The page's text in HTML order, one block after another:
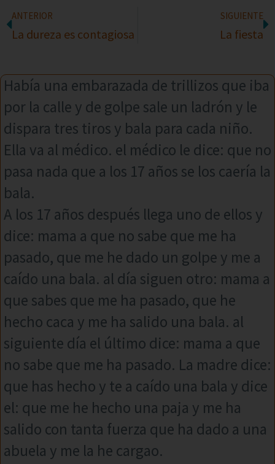
ANTERIOR
La dureza es contagiosa
SIGUIENTE
La fiesta
Había una embarazada de trillizos que iba
por la calle y de golpe sale un ladrón y le
dispara tres tiros y bala para cada niño.
Ella va al médico. el médico le dice: que no
pasa nada que a los 17 años se los caería la
bala.
A los 17 años después llega uno de ellos y
dice: mama a que no sabe que me ha
pasado, que me he dado un golpe y me a
caído una bala. al día siguen otro: mama a
que sabes que me ha pasado, que he
hecho caca y me ha salido una bala. al
siguiente día el último dice: mama a que
no sabe que me ha pasado. La madre dice:
que has hecho y te a caído una bala y dice
el: que me he hecho una paja y me ha
salido con tanta fuerza que ha dado a una
abuela y me la he cargao.